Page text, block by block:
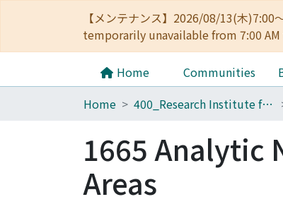
【メンテナンス】2026/08/13(木
temporarily unavailable from 7:00
Home Communities
Home
400_Research Institute for Mathematical Sciences
1665 Analytic
Areas